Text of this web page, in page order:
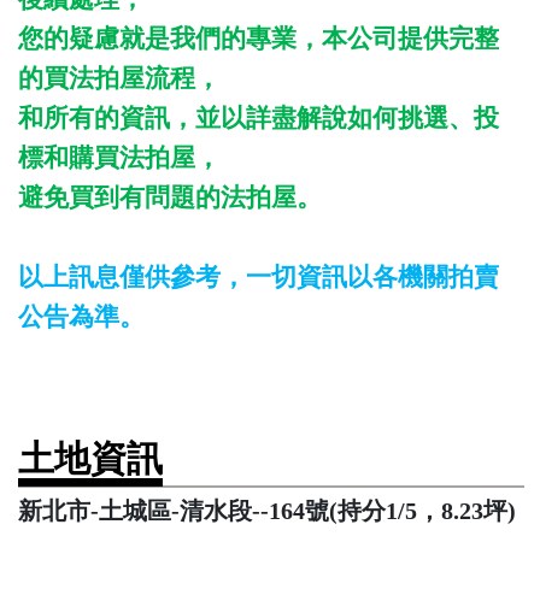
您的疑慮就是我們的專業，本公司提供完整
的買法拍屋流程，
和所有的資訊，並以詳盡解說如何挑選、投
標和購買法拍屋，
避免買到有問題的法拍屋。
以上訊息僅供參考，一切資訊以各機關拍賣
公告為準。
土地資訊
新北市-土城區-清水段--164號(持分1/5，8.23坪)